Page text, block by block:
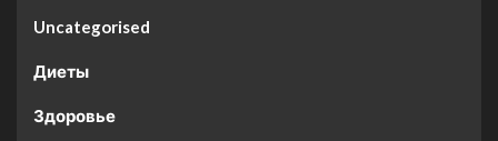
Uncategorised
Диеты
Здоровье